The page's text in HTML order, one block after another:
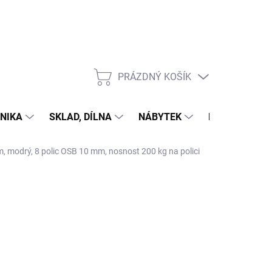
NÁKUPNÍ
PRÁZDNÝ KOŠÍK
SKLAD, DÍLNA NÁBYTEK DŮM A
modrý, 8 polic OSB 10 mm, nosnost 200 kg na polici